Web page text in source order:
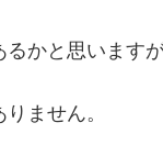
かと思います
ません。